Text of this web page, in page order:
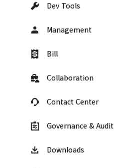
Dev Tools
Management
Bill
Collaboration
Contact Center
Governance & Audit
Downloads